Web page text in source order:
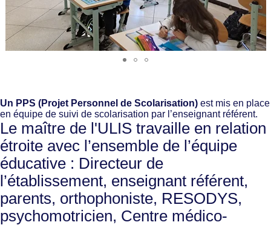
Un PPS (Projet Personnel de Scolarisation) est mis en place
en équipe de suivi de scolarisation par l’enseignant référent.
Le maître de l'ULIS travaille en relation
étroite avec l’ensemble de l’équipe
éducative : Directeur de
l’établissement, enseignant référent,
parents, orthophoniste, RESODYS,
psychomotricien, Centre médico-